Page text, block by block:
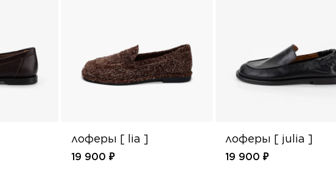
лоферы [ lia ]
19 900 ₽
лоферы [ julia ]
19 900 ₽